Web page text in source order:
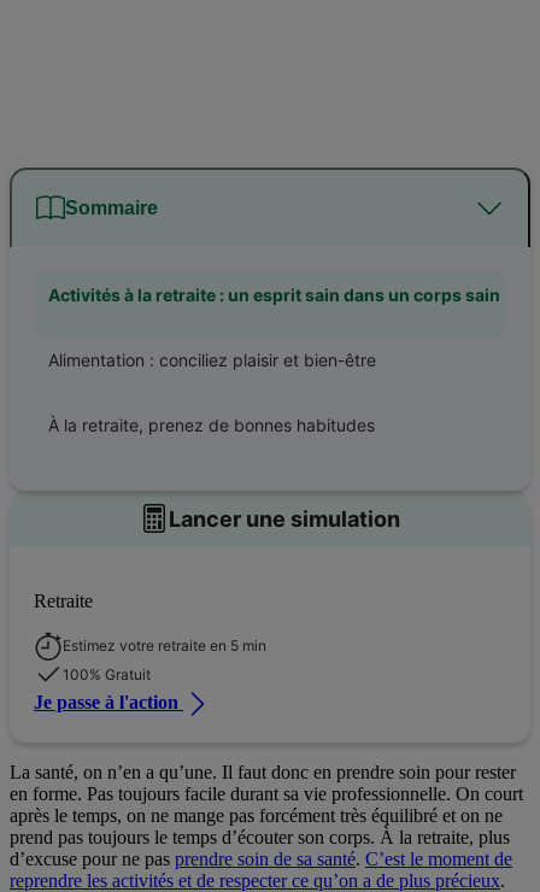
Sommaire
Activités à la retraite : un esprit sain dans un corps sain
Alimentation : conciliez plaisir et bien-être
À la retraite, prenez de bonnes habitudes
Lancer une simulation
Retraite
Estimez votre retraite en 5 min
100% Gratuit
Je passe à l'action
La santé, on n’en a qu’une. Il faut donc en prendre soin pour rester
en forme. Pas toujours facile durant sa vie professionnelle. On court
après le temps, on ne mange pas forcément très équilibré et on ne
prend pas toujours le temps d’écouter son corps. À la retraite, plus
d’excuse pour ne pas prendre soin de sa santé. C’est le moment de
reprendre les activités et de respecter ce qu’on a de plus précieux.